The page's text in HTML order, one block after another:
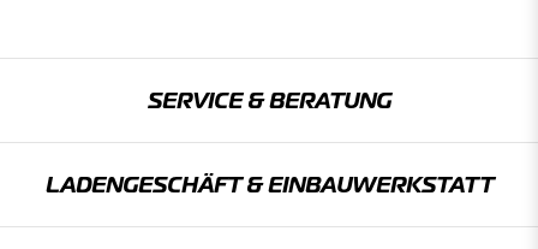
SERVICE & BERATUNG
LADENGESCHÄFT & EINBAU­WERKSTATT